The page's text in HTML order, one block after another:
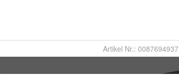
Artikel Nr.: 0087694937